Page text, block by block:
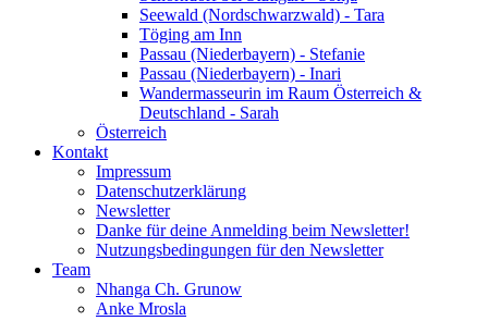
Seewald (Nordschwarzwald) - Tara
Töging am Inn
Passau (Niederbayern) - Stefanie
Passau (Niederbayern) - Inari
Wandermasseurin im Raum Österreich &
Deutschland - Sarah
Österreich
Kontakt
Impressum
Datenschutzerklärung
Newsletter
Danke für deine Anmelding beim Newsletter!
Nutzungsbedingungen für den Newsletter
Team
Nhanga Ch. Grunow
Anke Mrosla